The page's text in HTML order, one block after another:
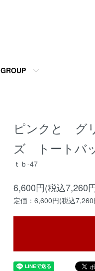
GROUP
ピンクと グ
ズ トートバ
ｔｂ-47
6,600円(税込7,260
定価：6,600円(税込7,260